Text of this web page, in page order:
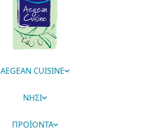
AEGEAN CUISINE
ΝΗΣΙ
ΠΡΟΪΟΝΤΑ